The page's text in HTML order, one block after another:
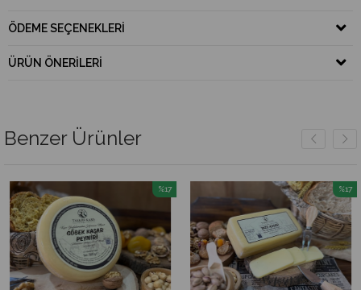
ÖDEME SEÇENEKLERI
ÜRÜN ÖNERILERI
Benzer Ürünler
%17
İndirim
%17İndirim